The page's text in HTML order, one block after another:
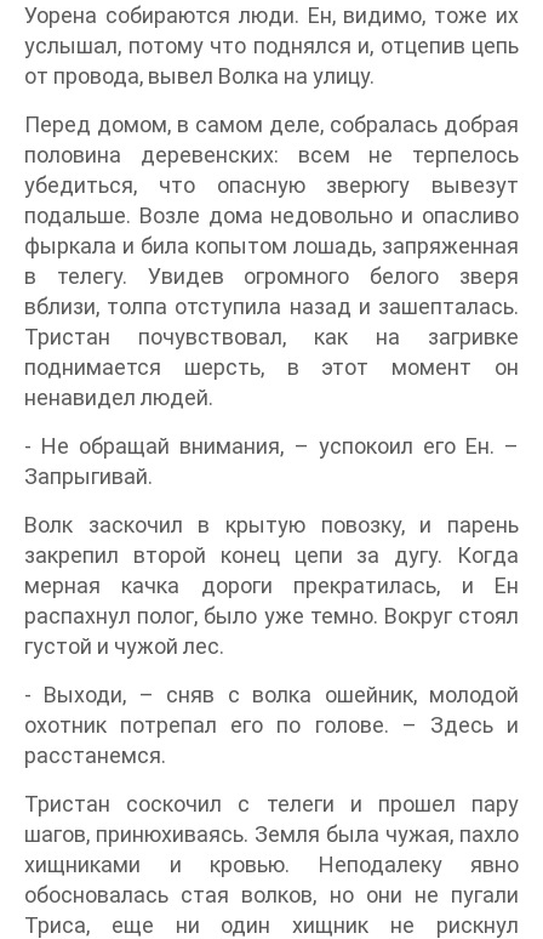
Уорена собираются люди. Ен, видимо, тоже их
услышал, потому что поднялся и, отцепив цепь
от провода, вывел Волка на улицу.
Перед домом, в самом деле, собралась добрая
половина деревенских: всем не терпелось
убедиться, что опасную зверюгу вывезут
подальше. Возле дома недовольно и опасливо
фыркала и била копытом лошадь, запряженная
в телегу. Увидев огромного белого зверя
вблизи, толпа отступила назад и зашепталась.
Тристан почувствовал, как на загривке
поднимается шерсть, в этот момент он
ненавидел людей.
- Не обращай внимания, – успокоил его Ен. –
Запрыгивай.
Волк заскочил в крытую повозку, и парень
закрепил второй конец цепи за дугу. Когда
мерная качка дороги прекратилась, и Ен
распахнул полог, было уже темно. Вокруг стоял
густой и чужой лес.
- Выходи, – сняв с волка ошейник, молодой
охотник потрепал его по голове. – Здесь и
расстанемся.
Тристан соскочил с телеги и прошел пару
шагов, принюхиваясь. Земля была чужая, пахло
хищниками и кровью. Неподалеку явно
обосновалась стая волков, но они не пугали
Триса, еще ни один хищник не рискнул